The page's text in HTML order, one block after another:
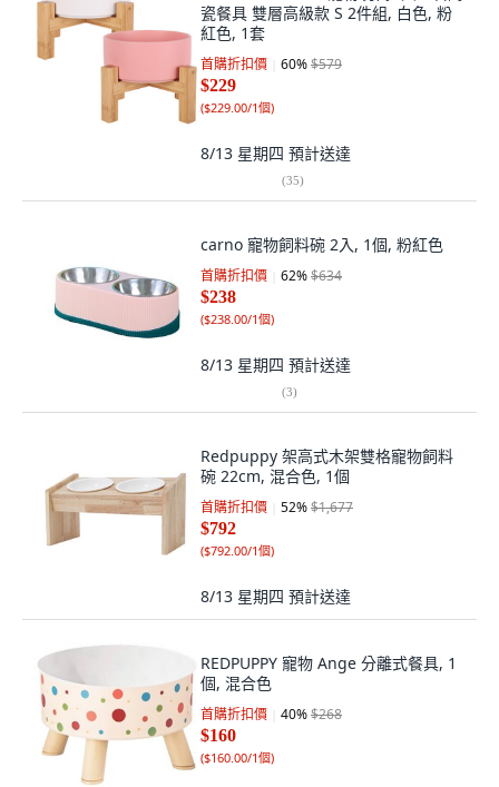
瓷餐具 雙層高級款 S 2件組, 白色, 粉
紅色, 1套
首購折扣價 60%$579
$229
($229.00/1個)
8/13 星期四 預計送達
(35)
carno 寵物飼料碗 2入, 1個, 粉紅色
首購折扣價 62%$634
$238
($238.00/1個)
8/13 星期四 預計送達
(3)
Redpuppy 架高式木架雙格寵物飼料
碗 22cm, 混合色, 1個
首購折扣價 52%$1,677
$792
($792.00/1個)
8/13 星期四 預計送達
REDPUPPY 寵物 Ange 分離式餐具, 1
個, 混合色
首購折扣價 40%$268
$160
($160.00/1個)